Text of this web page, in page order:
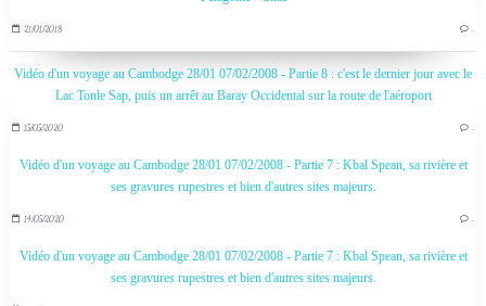
21/01/2018
Vidéo d'un voyage au Cambodge 28/01 07/02/2008 - Partie 8 : c'est le dernier jour avec le
Lac Tonle Sap, puis un arrêt au Baray Occidental sur la route de l'aéroport
15/05/2020
Vidéo d'un voyage au Cambodge 28/01 07/02/2008 - Partie 7 : Kbal Spean, sa rivière et
ses gravures rupestres et bien d'autres sites majeurs.
14/05/2020
Vidéo d'un voyage au Cambodge 28/01 07/02/2008 - Partie 7 : Kbal Spean, sa rivière et
ses gravures rupestres et bien d'autres sites majeurs.